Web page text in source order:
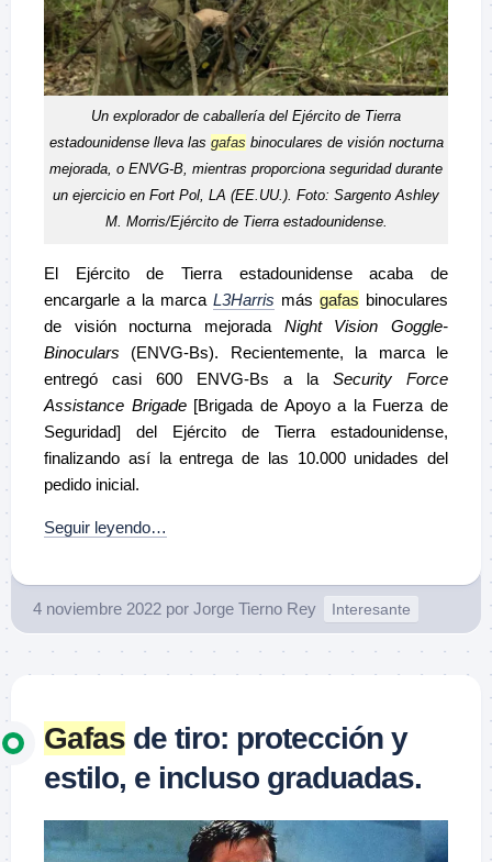
Un explorador de caballería del Ejército de Tierra
estadounidense lleva las gafas binoculares de visión nocturna
mejorada, o ENVG-B, mientras proporciona seguridad durante
un ejercicio en Fort Pol, LA (EE.UU.). Foto: Sargento Ashley
M. Morris/Ejército de Tierra estadounidense.
El Ejército de Tierra estadounidense acaba de
encargarle a la marca L3Harris más gafas binoculares
de visión nocturna mejorada Night Vision Goggle-
Binoculars (ENVG-Bs). Recientemente, la marca le
entregó casi 600 ENVG-Bs a la Security Force
Assistance Brigade[Brigada de Apoyo a la Fuerza de
Seguridad] del Ejército de Tierra estadounidense,
finalizando así la entrega de las 10.000 unidades del
pedido inicial.
Seguir leyendo…
4 noviembre 2022 por Jorge Tierno Rey Interesante
Gafas de tiro: protección y
estilo, e incluso graduadas.